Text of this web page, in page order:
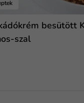
besütött
szal